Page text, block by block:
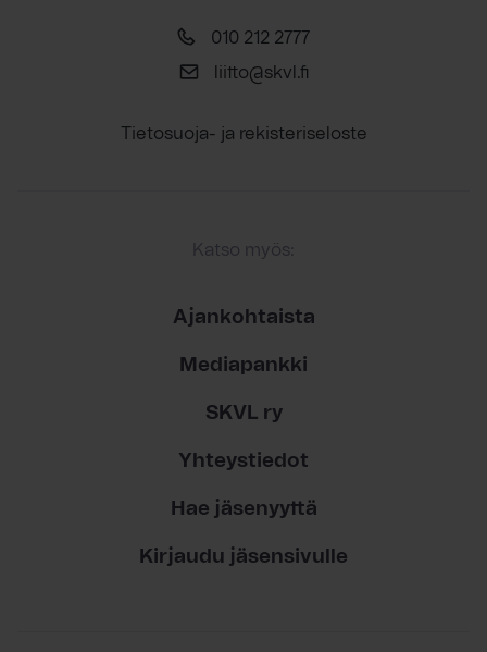
010 212 2777
liitto@skvl.fi
Tietosuoja- ja rekisteriseloste
Katso myös:
Ajankohtaista
Mediapankki
SKVL ry
Yhteystiedot
Hae jäsenyyttä
Kirjaudu jäsensivulle